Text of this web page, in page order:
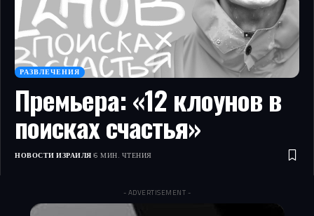
РАЗВЛЕЧЕНИЯ
Премьера: «12 клоунов в
поисках счастья»
НОВОСТИ ИЗРАИЛЯ 6 МИН. ЧТЕНИЯ
- ADVERTISEMENT -